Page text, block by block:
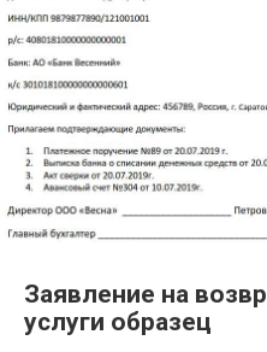
Заявление на
услуги образец